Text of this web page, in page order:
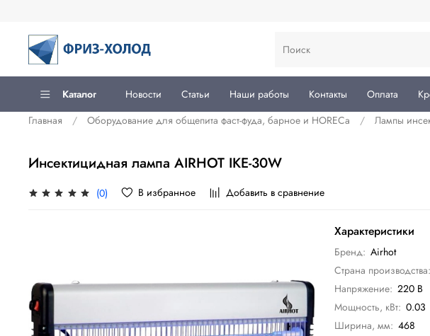
Каталог Новости Статьи Наши работы Контакты Оплата
Главная
Оборудование для общепита фаст-фуда, барное и HORECa Лампы
Инсектицидная лампа AIRHOT IKE-30W
(0) В избранное Добавить в сравнение
Характеристики
Бренд: Airhot
Страна производства:
Напряжение: 220 В
Мощность, кВт: 0.03
Ширина, мм: 468